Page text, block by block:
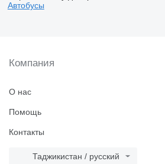
Автобусы
Компания
О нас
Помощь
Контакты
Таджикистан / русский